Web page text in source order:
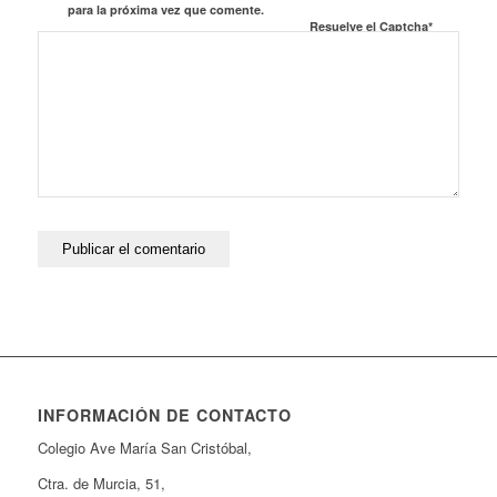
para la próxima vez que comente.
Resuelve el Captcha*
INFORMACIÓN DE CONTACTO
Colegio Ave María San Cristóbal,
Ctra. de Murcia, 51,